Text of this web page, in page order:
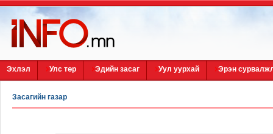
Эхлэл Улс төр Эдийн засаг Уул уурхай Эрэн
Засагийн газар